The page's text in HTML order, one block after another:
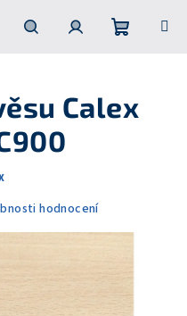
košík
Calex
hodnocení